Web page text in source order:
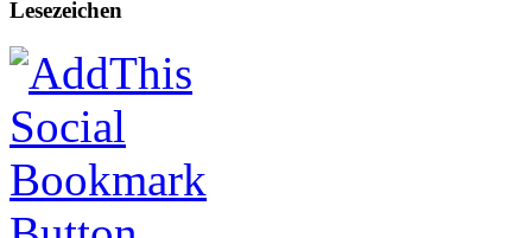
Lesezeichen